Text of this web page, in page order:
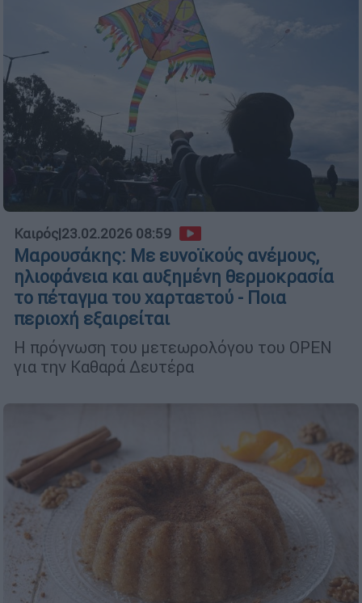
Καιρός|23.02.2026 08:59
Μαρουσάκης: Με ευνοϊκούς ανέμους,
ηλιοφάνεια και αυξημένη θερμοκρασία
το πέταγμα του χαρταετού - Ποια
περιοχή εξαιρείται
Η πρόγνωση του μετεωρολόγου του OPEN
για την Καθαρά Δευτέρα